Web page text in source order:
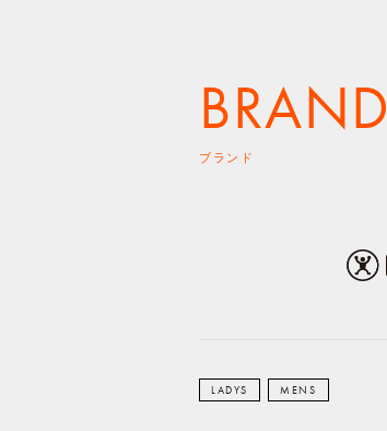
BRAND
ブランド
LADYS MENS